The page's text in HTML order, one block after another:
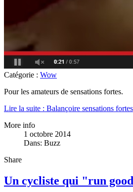
Catégorie : Wow
Pour les amateurs de sensations fortes.
Lire la suite : Balançoire sensations fortes
More info
1 octobre 2014
Dans: Buzz
Share
Un cycliste qui "run